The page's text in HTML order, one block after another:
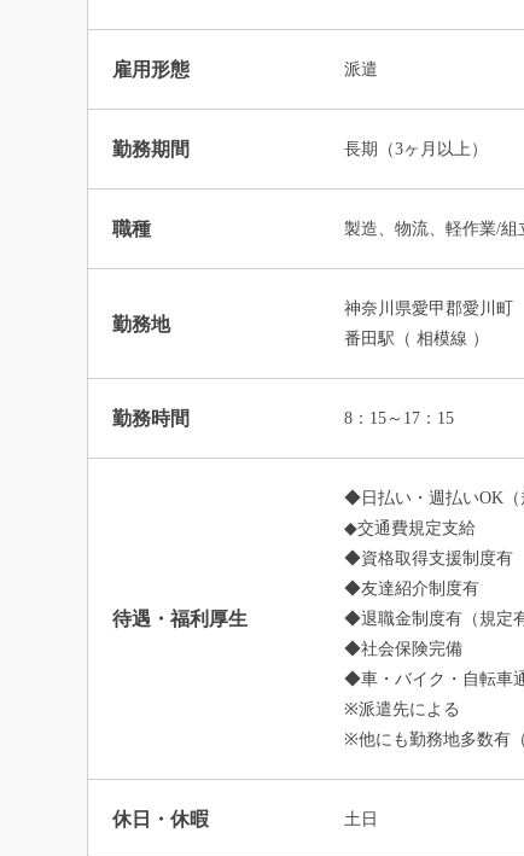
雇用形態 派遣
勤務期間 長期（3ヶ月以上）
職種 製造、物流、軽作業/組
勤務地
神奈川県愛甲郡愛川町
番田駅（ 相模線 ）
勤務時間 8：15～17：15
待遇・福利厚生
◆日払い・週払いOK（
◆交通費規定支給
◆資格取得支援制度有
◆友達紹介制度有
◆退職金制度有（規定有
◆社会保険完備
◆車・バイク・自転車
※派遣先による
※他にも勤務地多数有
休日・休暇 土日